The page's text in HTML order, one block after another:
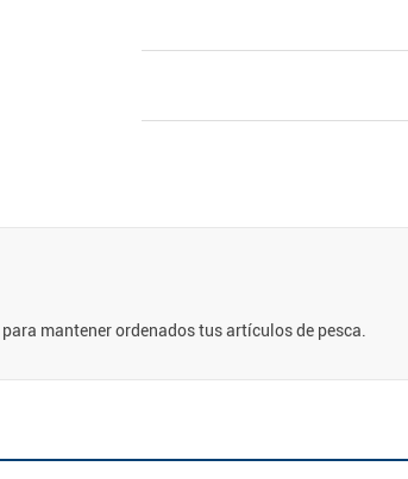
para mantener ordenados tus artículos de pesca.